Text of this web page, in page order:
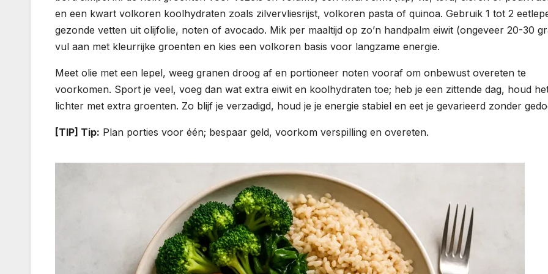
en een kwart volkoren koolhydraten zoals zilvervliesrijst, volkoren pasta of quinoa. Gebruik 1 tot 2
gezonde vetten uit olijfolie, noten of avocado. Mik per maaltijd op zo’n handpalm eiwit (ongeveer 20-30
vul aan met kleurrijke groenten en kies een volkoren basis voor langzame energie.
Meet olie met een lepel, weeg granen droog af en portioneer noten vooraf om onbewust overeten te
voorkomen. Sport je veel, voeg dan wat extra eiwit en koolhydraten toe; heb je een zittende dag, houd
lichter met extra groenten. Zo blijf je verzadigd, houd je je energie stabiel en eet je gevarieerd zonder
[TIP] Tip: Plan porties voor één; bespaar geld, voorkom verspilling en overeten.